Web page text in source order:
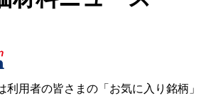
利用者の皆さまの 「お気に入り銘柄」